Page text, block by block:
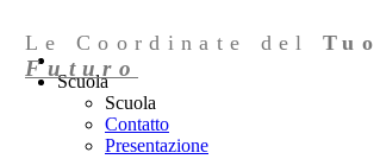
Le Coordinate delTuo
Futuro
Scuola
Scuola
Contatto
Presentazione